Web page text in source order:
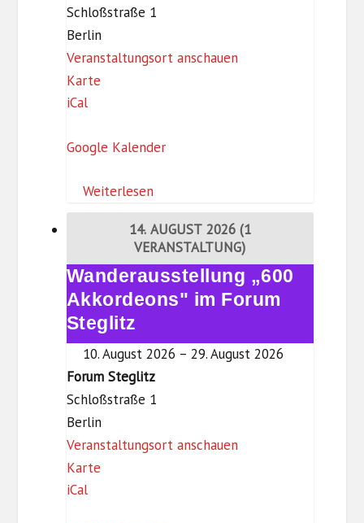
c
h
e
r
l
u
r
n
Schloßstraße 1
Berlin
Veranstaltungsort anschauen
KarteF
u
S
t
g
l
i
t
z
iCal
Google Kalender
Weiterlesen
14. AUGUST 2026 (1
VERANSTALTUNG)
Wanderausstellung
„600
Akkordeons"
im
Wanderausstellung „600
Akkordeons" im Forum
Steglitz
10. August 2026 – 29. August 2026
Forum Steglitz
Schloßstraße 1
Berlin
Veranstaltungsort anschauen
KarteF
iCal